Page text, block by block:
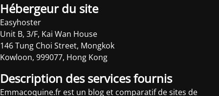
Hébergeur du site
Easyhoster
Unit B, 3/F, Kai Wan House
146 Tung Choi Street, Mongkok
Kowloon, 999077, Hong Kong
Description des services fournis
Emmacoquine.fr est un blog et comparatif de sites de